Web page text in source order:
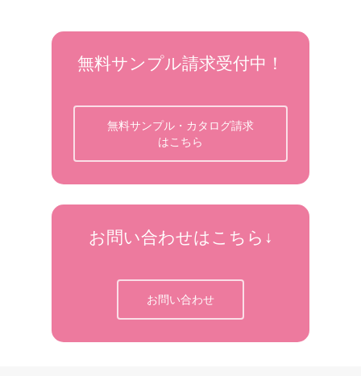
無料サンプル請求受付中！
無料サンプル・カタログ請求
はこちら
お問い合わせはこちら↓
お問い合わせ